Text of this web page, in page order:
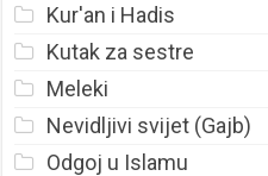
Kur'an i Hadis
Kutak za sestre
Meleki
Nevidljivi svijet (Gajb)
Odgoj u Islamu